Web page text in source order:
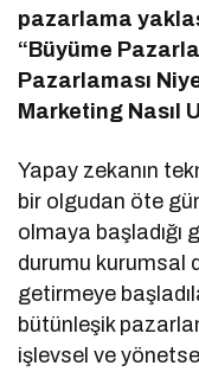
pazarlama
“Büyüme
Pazarlaması
Marketing Nasıl
Yapay zekanın
bir olgudan öte
olmaya başladığı
durumu kurumsal
getirmeye
bütünleşik
işlevsel ve